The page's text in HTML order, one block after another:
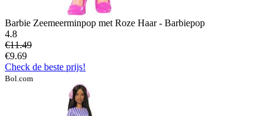
Barbie Zeemeerminpop met Roze Haar - Barbiepop
4.8
€11.49
€9.69
Check de beste prijs!
Bol.com